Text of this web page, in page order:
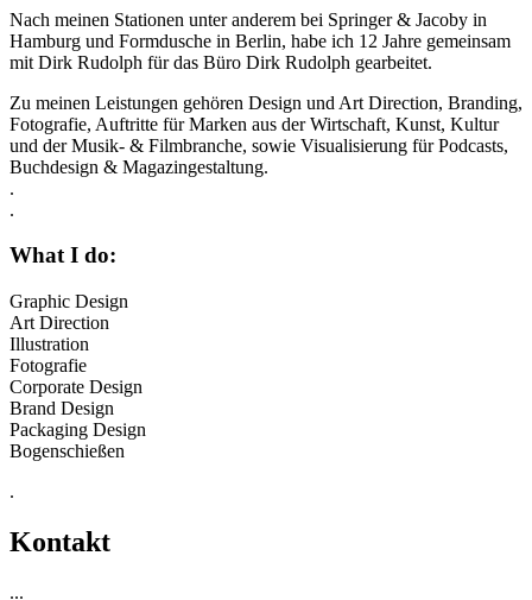
Nach meinen Stationen unter anderem bei Springer & Jacoby in
Hamburg und Formdusche in Berlin, habe ich 12 Jahre gemeinsam
mit Dirk Rudolph für das Büro Dirk Rudolph gearbeitet.
Zu meinen Leistungen gehören Design und Art Direction, Branding,
Fotografie, Auftritte für Marken aus der Wirtschaft, Kunst, Kultur
und der Musik- & Filmbranche, sowie Visualisierung für Podcasts,
Buchdesign & Magazingestaltung.
.
.
What I do:
Graphic Design
Art Direction
Illustration
Fotografie
Corporate Design
Brand Design
Packaging Design
Bogenschießen
.
Kontakt
...